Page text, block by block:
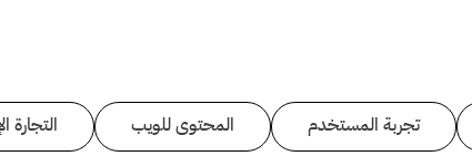
تجربة المستخدم المحتوى للويب التجارة